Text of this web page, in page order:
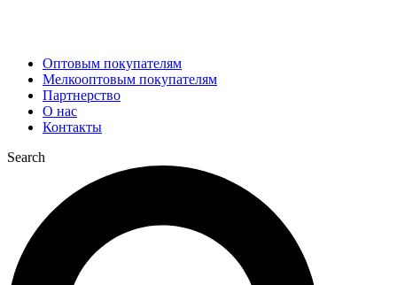
Оптовым покупателям
Мелкооптовым покупателям
Партнерство
О нас
Контакты
Search